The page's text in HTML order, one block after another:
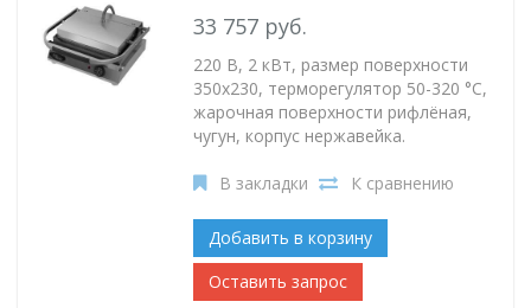
33 757 руб.
220 В, 2 кВт, размер поверхности
350х230, терморегулятор 50-320 °C,
жарочная поверхности рифлёная,
чугун, корпус нержавейка.
В закладки К сравнению
Добавить в корзину
Оставить запрос